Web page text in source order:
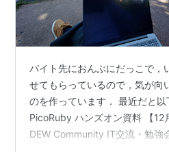
バイト先におんぶにだっこで，
せてもらっているので，気が向
のを作っています． 最近だと以
PicoRuby ハンズオン資料 【
DEW Community IT交流・勉強